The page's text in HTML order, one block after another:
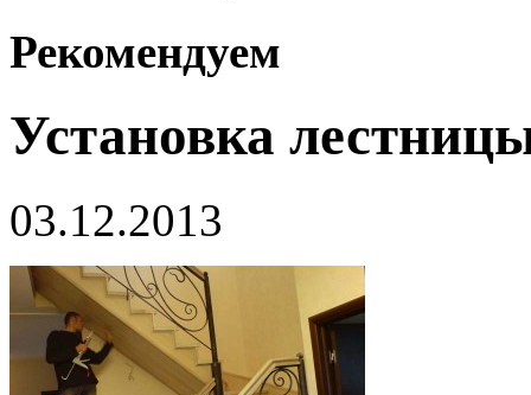
Рекомендуем
Установка
03.12.2013